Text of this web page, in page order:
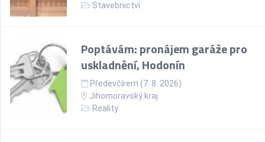
Stavebnictví
Poptávám: pronájem garáže pro
uskladnění, Hodonín
Předevčírem (7. 8. 2026)
Jihomoravský kraj
Reality